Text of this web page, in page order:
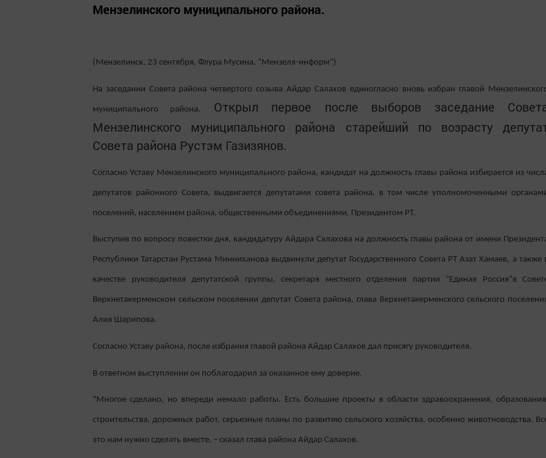
Мензелинского муниципального района.
(Мензелинск, 23 сентября, Флура Мусина, “Мензеля-информ”)
На заседании Совета района четвертого созыва Айдар Салахов единогласно вновь избран главой
муниципального района.
Открыл первое после выборов заседание
Мензелинского муниципального района старейший по возрасту
Совета района Рустэм Газизянов.
Согласно Уставу Мензелинского муниципального района, кандидат на должность главы района избирается из
депутатов районного Совета, выдвигается депутатами совета района, в том числе уполномоченными
поселений, населением района, общественными объединениями, Президентом РТ.
Выступив по вопросу повестки дня, кандидатуру Айдара Салахова на должность главы района от имени
Республики Татарстан Рустама Минниханова выдвинули депутат Государственного Совета РТ Азат Хамаев, а также
качестве руководителя депутатской группы, секретаря местного отделения партии “Единая Россия”в
Верхнетакерменском сельском поселении депутат Совета района, глава Верхнетакерменского сельского
Алия Шарипова.
Согласно Уставу района, после избрания главой района Айдар Салахов дал присягу руководителя.
В ответном выступлении он поблагодарил за оказанное ему доверие.
"Многое сделано, но впереди немало работы. Есть большие проекты в области здравоохранения,
строительства, дорожных работ, серьезные планы по развитию сельского хозяйства, особенно животноводства.
это нам нужно сделать вместе, – сказал глава района Айдар Салахов.